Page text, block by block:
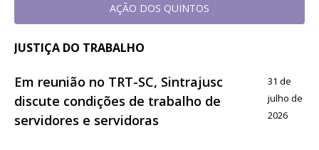
AÇÃO DOS QUINTOS
JUSTIÇA DO TRABALHO
Em reunião no TRT-SC, Sintrajusc
discute condições de trabalho de
servidores e servidoras
31 de
julho de
2026